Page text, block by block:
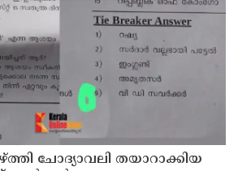
ചോദ്യാവലി തയാറാക്കിയ